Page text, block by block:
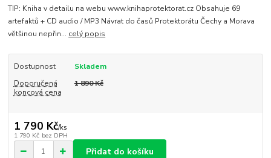
TIP: Kniha v detailu na webu www.knihaprotektorat.cz Obsahuje 69
artefaktů + CD audio / MP3 Návrat do časů Protektorátu Čechy a Morava
většinou nepřin... celý popis
Dostupnost
Skladem
Doporučená
koncová cena
1 890 Kč
1 790 Kč/ks
1 790 Kč bez DPH
Přidat do košíku